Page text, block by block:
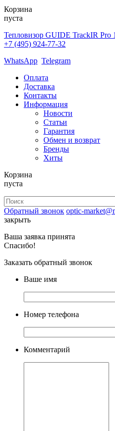
Корзина
пуста
Тепловизор GUIDE TrackIR Pro
+7 (495) 924-77-32
WhatsApp Telegram
Оплата
Доставка
Контакты
Информация
Новости
Статьи
Гарантия
Обмен и возврат
Бренды
Хиты
Корзина
пуста
Обратный звонок optic-
закрыть
Ваша заявка принята
Спасибо!
Заказать обратный звонок
Ваше имя
Номер телефона
Комментарий